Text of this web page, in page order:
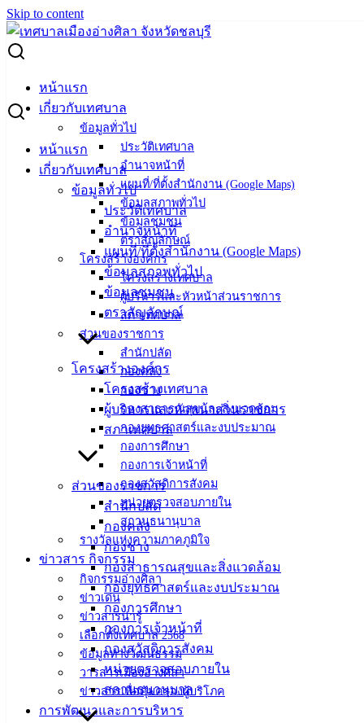
Skip to content
หน้าแรก
เกี่ยวกับเทศบาล
ข้อมูลทั่วไป
ประวัติเทศบาล
อำนาจหน้าที่
แผนที่/ที่ตั้งสำนักงาน (Google Maps)
ข้อมูลสภาพทั่วไป
ข้อมูลชุมชน
ตราสัญลักษณ์
โครงสร้างองค์กร
โครงสร้างเทศบาล
ผู้บริหารและหัวหน้าส่วนราชการ
สภาเทศบาล
ส่วนของราชการ
สำนักปลัด
กองคลัง
กองช่าง
กองสาธารณสุขและสิ่งแวดล้อม
กองยุทธศาสตร์และงบประมาณ
กองการศึกษา
กองการเจ้าหน้าที่
กองสวัสดิการสังคม
หน่วยตรวจสอบภายใน
สถานธนานุบาล
รางวัลแห่งความภาคภูมิใจ
ข่าวสาร กิจกรรม
กิจกรรมอ่างศิลา
ข่าวเด่น
ข่าวสารน่ารู้
เลือกตั้งเทศบาล 2568
ข้อมูลทางวัฒนธรรม
วารสารเมืองอ่างศิลา
ข่าวสารเพื่อคุ้มครองผู้บริโภค
การพัฒนาและการบริหาร
หน้าแรก
เกี่ยวกับเทศบาล
ข้อมูลทั่วไป
ประวัติเทศบาล
อำนาจหน้าที่
แผนที่/ที่ตั้งสำนักงาน (Google Maps)
ข้อมูลสภาพทั่วไป
ข้อมูลชุมชน
ตราสัญลักษณ์
โครงสร้างองค์กร
โครงสร้างเทศบาล
ผู้บริหารและหัวหน้าส่วนราชการ
สภาเทศบาล
ส่วนของราชการ
สำนักปลัด
กองคลัง
กองช่าง
กองสาธารณสุขและสิ่งแวดล้อม
กองยุทธศาสตร์และงบประมาณ
กองการศึกษา
กองการเจ้าหน้าที่
กองสวัสดิการสังคม
หน่วยตรวจสอบภายใน
สถานธนานุบาล
Search for:
แผนพัฒนาท้องถิ่น (พ.ศ.2566-2570)
แผนพัฒนาท้องถิ่น (พ.ศ.2566-2570)
มีนาคม 30, 2022มีนาคม 30, 2022
พัฒนาห้าปี
แผนพัฒนาท้องถิ่น (พ.ศ.2566-2570)
อ่างศิลา 90/338
อ.เมือง จ.ชลบุรี
038-
142-100-104
บริการ
ประชาชน
ดาวน์โหลด
แบบ
ฟอร์ม,